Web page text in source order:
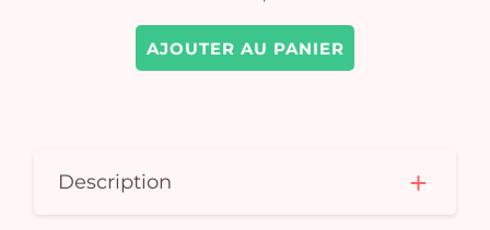
AJOUTER AU PANIER
Description